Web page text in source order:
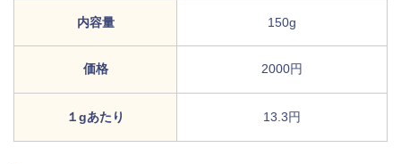
内容量 150g
価格 2000円
１gあたり 13.3円